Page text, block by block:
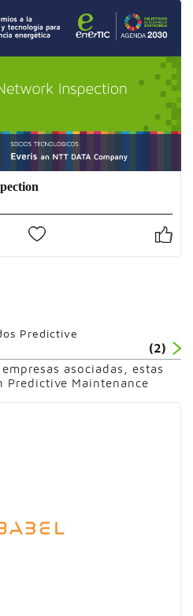
Predictive
(2)
asociadas, estas
Predictive Maintenance